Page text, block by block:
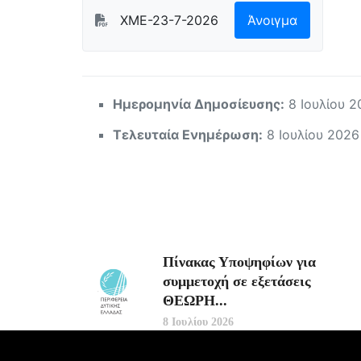
ΧΜΕ-23-7-2026 Άνοιγμα
Ημερομηνία Δημοσίευσης: 8 Ιουλίου
Τελευταία Ενημέρωση: 8 Ιουλίου 2026
Πίνακας Υποψηφίων για
συμμετοχή σε εξετάσεις
ΘΕΩΡΗ...
8 Ιουλίου 2026